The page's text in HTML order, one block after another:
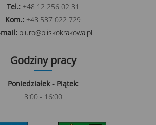
Tel.: +48 12 256 02 31
Kom.: +48 537 022 729
biuro@bliskokrakowa.pl
Godziny pracy
Poniedziałek - Piątek:
8:00 - 16:00